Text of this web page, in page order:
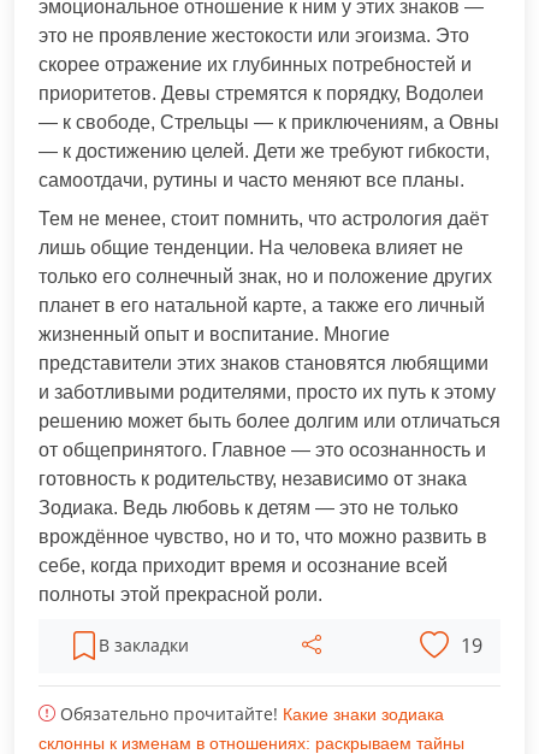
эмоциональное отношение к ним у этих знаков —
это не проявление жестокости или эгоизма. Это
скорее отражение их глубинных потребностей и
приоритетов. Девы стремятся к порядку, Водолеи
— к свободе, Стрельцы — к приключениям, а Овны
— к достижению целей. Дети же требуют гибкости,
самоотдачи, рутины и часто меняют все планы.
Тем не менее, стоит помнить, что астрология даёт
лишь общие тенденции. На человека влияет не
только его солнечный знак, но и положение других
планет в его натальной карте, а также его личный
жизненный опыт и воспитание. Многие
представители этих знаков становятся любящими
и заботливыми родителями, просто их путь к этому
решению может быть более долгим или отличаться
от общепринятого. Главное — это осознанность и
готовность к родительству, независимо от знака
Зодиака. Ведь любовь к детям — это не только
врождённое чувство, но и то, что можно развить в
себе, когда приходит время и осознание всей
полноты этой прекрасной роли.
В закладки 19
Обязательно прочитайте! Какие знаки зодиака
склонны к изменам в отношениях: раскрываем тайны